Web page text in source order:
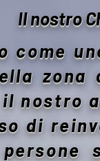
Il nostro
come
zona
il nostro
di